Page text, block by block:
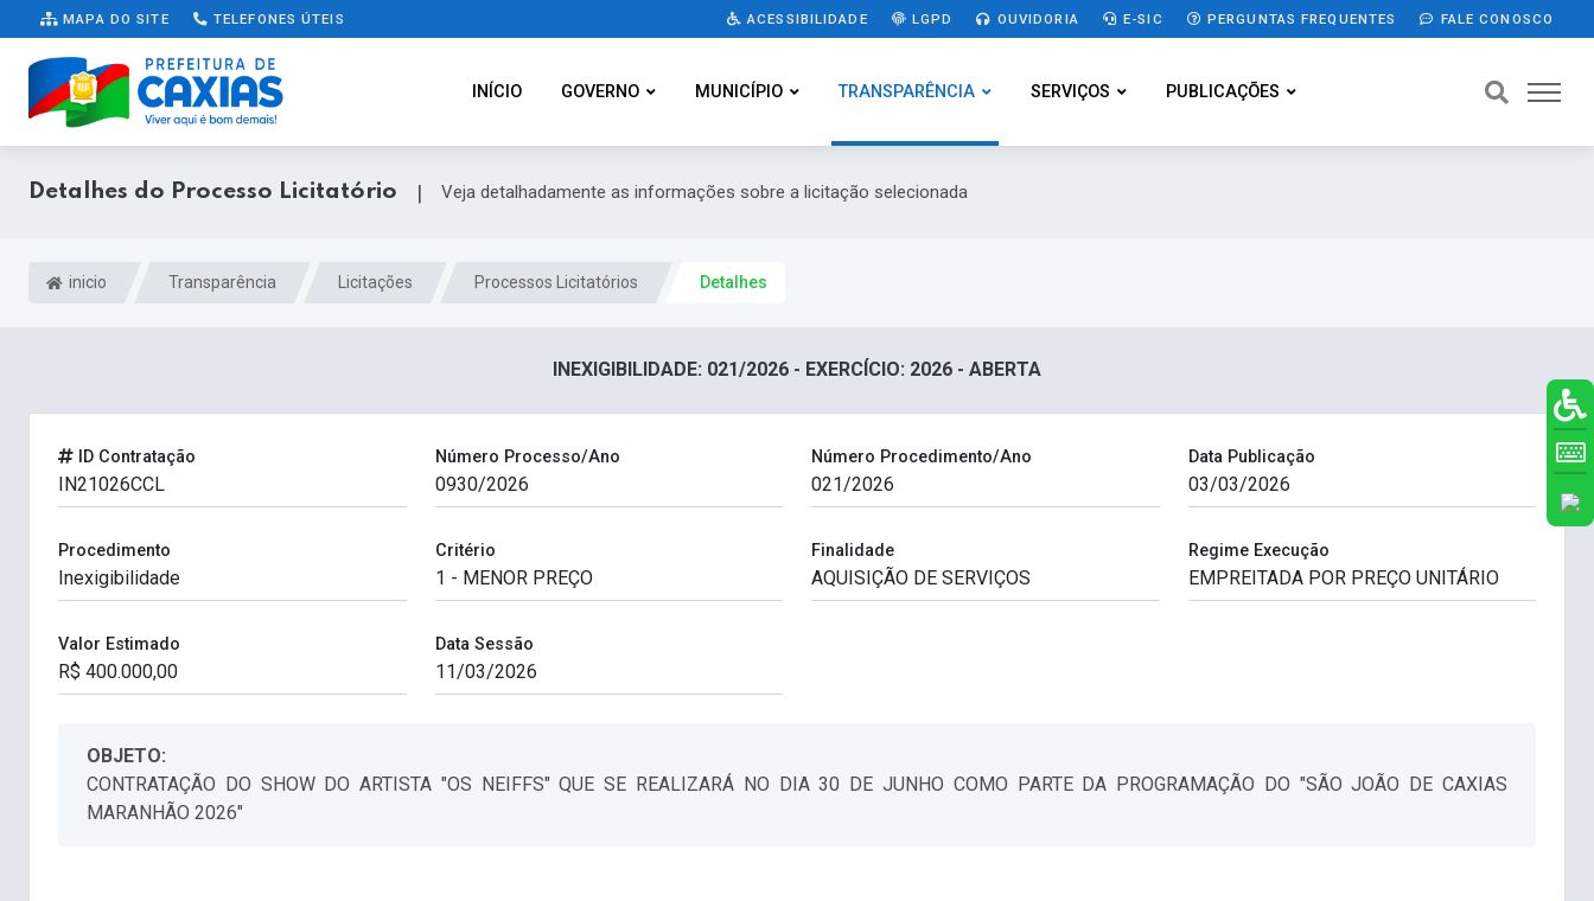
MAPA DO SITE TELEFONES ÚTEIS ACESSIBILIDADE LGPD OUVIDORIA E-SIC PERGUNTAS FREQUENTES FALE CONOSCO
INÍCIO GOVERNO MUNICÍPIO TRANSPARÊNCIA SERVIÇOS PUBLICAÇÕES
Detalhes do Processo Licitatório | Veja detalhadamente as informações sobre a licitação selecionada
inicio Transparência Licitações Processos Licitatórios Detalhes
INEXIGIBILIDADE: 021/2026 - EXERCÍCIO: 2026 - ABERTA
ID Contratação Número Processo/Ano Número Procedimento/Ano Data Publicação
Procedimento Critério Finalidade Regime Execução
Valor Estimado Data Sessão
OBJETO:
CONTRATAÇÃO DO SHOW DO ARTISTA "OS NEIFFS" QUE SE REALIZARÁ NO DIA 30 DE JUNHO COMO PARTE DA PROGRAMAÇÃO DO "SÃO JOÃO DE CAXIAS
MARANHÃO 2026"